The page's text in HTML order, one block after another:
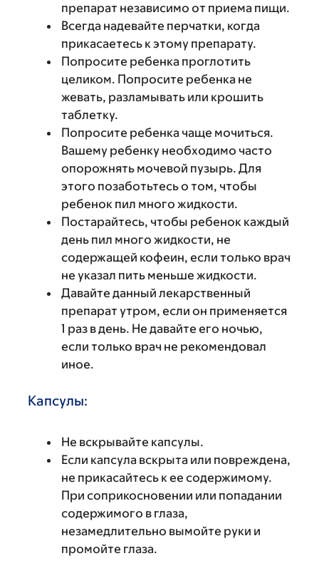
препарат независимо от приема пищи.
Всегда надевайте перчатки, когда
прикасаетесь к этому препарату.
Попросите ребенка проглотить
целиком. Попросите ребенка не
жевать, разламывать или крошить
таблетку.
Попросите ребенка чаще мочиться.
Вашему ребенку необходимо часто
опорожнять мочевой пузырь. Для
этого позаботьтесь о том, чтобы
ребенок пил много жидкости.
Постарайтесь, чтобы ребенок каждый
день пил много жидкости, не
содержащей кофеин, если только врач
не указал пить меньше жидкости.
Давайте данный лекарственный
препарат утром, если он применяется
1 раз в день. Не давайте его ночью,
если только врач не рекомендовал
иное.
Капсулы:
Не вскрывайте капсулы.
Если капсула вскрыта или повреждена,
не прикасайтесь к ее содержимому.
При соприкосновении или попадании
содержимого в глаза,
незамедлительно вымойте руки и
промойте глаза.